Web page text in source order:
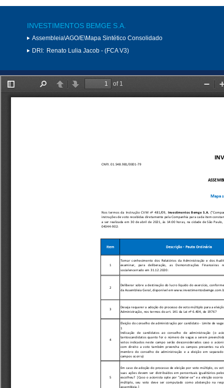
INVESTIMENTOS BEMGE S.A.
Assembleia\AGO/E\Mapa Sintético Consolidado
DRI: Renato Lulia Jacob - (FCA V3)